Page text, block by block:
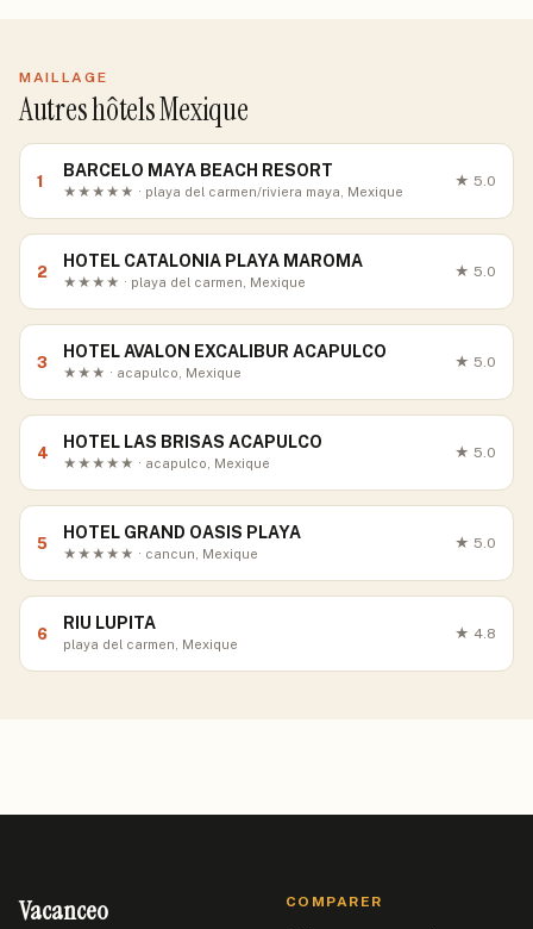
MAILLAGE
Autres hôtels Mexique
1
BARCELO MAYA BEACH RESORT
★★★★★ · playa del carmen/riviera maya, Mexique
★ 5.0
2
HOTEL CATALONIA PLAYA MAROMA
★★★★ · playa del carmen, Mexique
★ 5.0
3
HOTEL AVALON EXCALIBUR ACAPULCO
★★★ · acapulco, Mexique
★ 5.0
4
HOTEL LAS BRISAS ACAPULCO
★★★★★ · acapulco, Mexique
★ 5.0
5
HOTEL GRAND OASIS PLAYA
★★★★★ · cancun, Mexique
★ 5.0
6
RIU LUPITA
playa del carmen, Mexique
★ 4.8
Vacanceo COMPARER